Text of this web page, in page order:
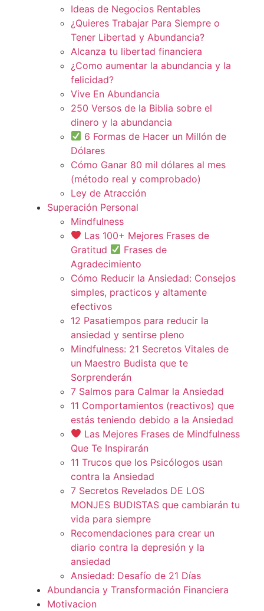
Ideas de Negocios Rentables
¿Quieres Trabajar Para Siempre o
Tener Libertad y Abundancia?
Alcanza tu libertad financiera
¿Como aumentar la abundancia y la
felicidad?
Vive En Abundancia
250 Versos de la Biblia sobre el
dinero y la abundancia
6 Formas de Hacer un Millón de
Dólares
Cómo Ganar 80 mil dólares al mes
(método real y comprobado)
Ley de Atracción
Superación Personal
Mindfulness
Las 100+ Mejores Frases de
Gratitud
Frases de
Agradecimiento
Cómo Reducir la Ansiedad: Consejos
simples, practicos y altamente
efectivos
12 Pasatiempos para reducir la
ansiedad y sentirse pleno
Mindfulness: 21 Secretos Vitales de
un Maestro Budista que te
Sorprenderán
7 Salmos para Calmar la Ansiedad
11 Comportamientos (reactivos) que
estás teniendo debido a la Ansiedad
Las Mejores Frases de Mindfulness
Que Te Inspirarán
11 Trucos que los Psicólogos usan
contra la Ansiedad
7 Secretos Revelados DE LOS
MONJES BUDISTAS que cambiarán tu
vida para siempre
Recomendaciones para crear un
diario contra la depresión y la
ansiedad
Ansiedad: Desafío de 21 Días
Abundancia y Transformación Financiera
Motivacion